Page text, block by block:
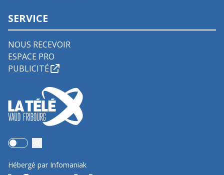
SERVICE
NOUS RECEVOIR
ESPACE PRO
PUBLICITÉ
Use setting
Hébergé par Infomaniak